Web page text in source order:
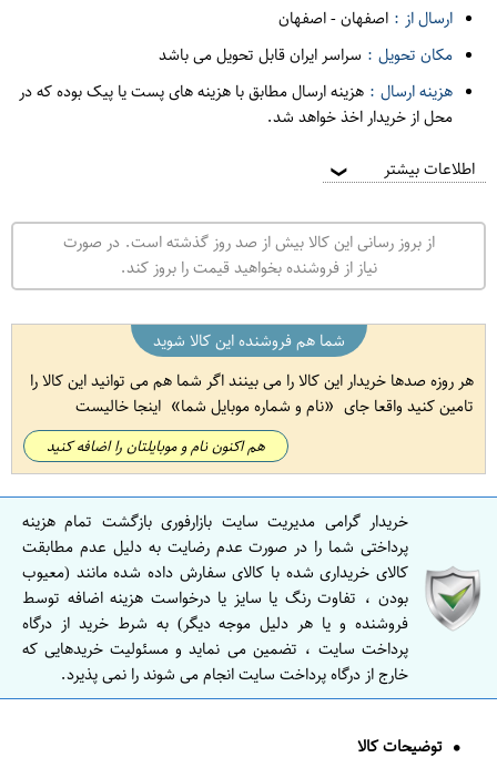
ارسال از : اصفهان-اصفهان
مکان تحویل : سراسر ایران قابل تحویل می باشد
هزینه ارسال : هزینه ارسال مطابق با هزینه های پست یا پیک بوده که در
محل از خریدار اخذ خواهد شد.
اطلاعات بیشتر ❯
از بروز رسانی این کالا بیش از صد روز گذشته است. در صورت
نیاز از فروشنده بخواهید قیمت را بروز کند.
شما هم فروشنده این کالا شوید
هر روزه صدها خریدار این کالا را می بینند اگر شما هم می توانید این کالا را
تامین کنید واقعا جای
نام و شماره موبایل شما اینجا خالیست
هم اکنون نام و موبایلتان را اضافه کنید
خریدار گرامی مدیریت سایت بازارفوری بازگشت تمام هزینه
پرداختی شما را در صورت عدم رضایت به دلیل عدم مطابقت
کالای خریداری شده با کالای سفارش داده شده مانند (معیوب
بودن ، تفاوت رنگ یا سایز یا درخواست هزینه اضافه توسط
فروشنده و یا هر دلیل موجه دیگر) به شرط خرید از درگاه
پرداخت سایت ، تضمین می نماید و مسئولیت خریدهایی که
خارج از درگاه پرداخت سایت انجام می شوند را نمی پذیرد.
توضیحات کالا